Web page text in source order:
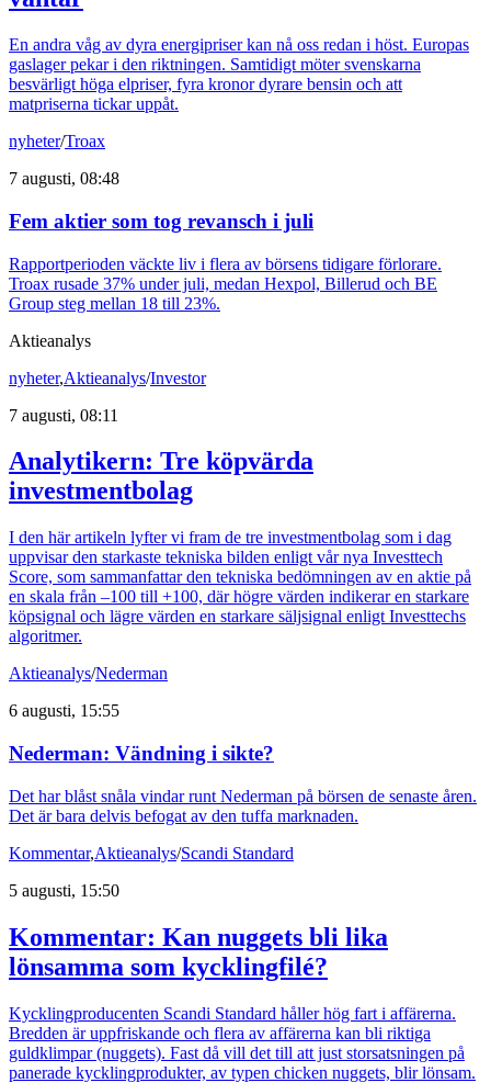
En andra våg av dyra energipriser kan nå oss redan i höst. Europas
gaslager pekar i den riktningen. Samtidigt möter svenskarna
besvärligt höga elpriser, fyra kronor dyrare bensin och att
matpriserna tickar uppåt.
nyheter/Troax
7 augusti, 08:48
Fem aktier som tog revansch i juli
Rapportperioden väckte liv i flera av börsens tidigare förlorare.
Troax rusade 37% under juli, medan Hexpol, Billerud och BE
Group steg mellan 18 till 23%.
Aktieanalys
nyheter,Aktieanalys/Investor
7 augusti, 08:11
Analytikern: Tre köpvärda
investmentbolag
I den här artikeln lyfter vi fram de tre investmentbolag som i dag
uppvisar den starkaste tekniska bilden enligt vår nya Investtech
Score, som sammanfattar den tekniska bedömningen av en aktie på
en skala från –100 till +100, där högre värden indikerar en starkare
köpsignal och lägre värden en starkare säljsignal enligt Investtechs
algoritmer.
Aktieanalys/Nederman
6 augusti, 15:55
Nederman: Vändning i sikte?
Det har blåst snåla vindar runt Nederman på börsen de senaste åren.
Det är bara delvis befogat av den tuffa marknaden.
Kommentar,Aktieanalys/Scandi Standard
5 augusti, 15:50
Kommentar: Kan nuggets bli lika
lönsamma som kycklingfilé?
Kycklingproducenten Scandi Standard håller hög fart i affärerna.
Bredden är uppfriskande och flera av affärerna kan bli riktiga
guldklimpar (nuggets). Fast då vill det till att just storsatsningen på
panerade kycklingprodukter, av typen chicken nuggets, blir lönsam.